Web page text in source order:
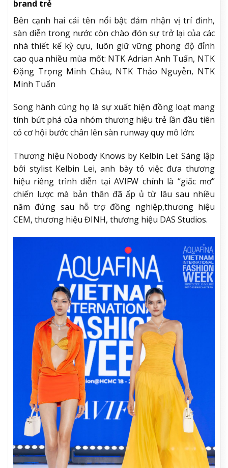
brand trẻ
Bên cạnh hai cái tên nổi bật đảm nhận vị trí đinh,
sàn diễn trong nước còn chào đón sự trở lại của các
nhà thiết kế kỳ cựu, luôn giữ vững phong độ đỉnh
cao qua nhiều mùa mốt: NTK Adrian Anh Tuấn, NTK
Đặng Trọng Minh Châu, NTK Thảo Nguyễn, NTK
Minh Tuấn
Song hành cùng họ là sự xuất hiện đồng loạt mang
tính bứt phá của nhóm thương hiệu trẻ lần đầu tiên
có cơ hội bước chân lên sàn runway quy mô lớn:
Thương hiệu Nobody Knows by Kelbin Lei: Sáng lập
bởi stylist Kelbin Lei, anh bày tỏ việc đưa thương
hiệu riêng trình diễn tại AVIFW chính là “giấc mơ”
chiến lược mà bản thân đã ấp ủ từ lâu sau nhiều
năm đứng sau hỗ trợ đồng nghiệp,thương hiệu
CEM, thương hiệu ĐINH, thương hiệu DAS Studios.